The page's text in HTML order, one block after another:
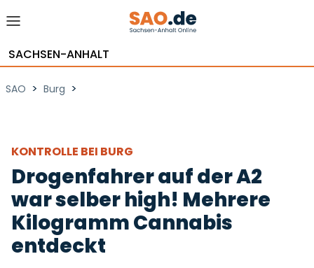
SACHSEN-ANHALT
SAO > Burg >
KONTROLLE BEI BURG
Drogenfahrer auf der A2
war selber high! Mehrere
Kilogramm Cannabis
entdeckt